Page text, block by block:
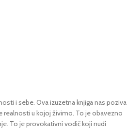
i sebe. Ova izuzetna knjiga nas poziva
u kojoj živimo. To je obavezno
To je provokativni vodič koji nudi